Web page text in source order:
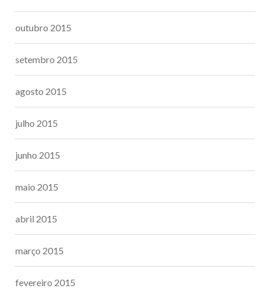
outubro 2015
setembro 2015
agosto 2015
julho 2015
junho 2015
maio 2015
abril 2015
março 2015
fevereiro 2015